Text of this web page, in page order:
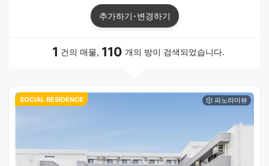
추가하기･변경하기
1 건의 매물, 110 개의 방이 검색되었습니다.
SOCIAL RESIDENCE